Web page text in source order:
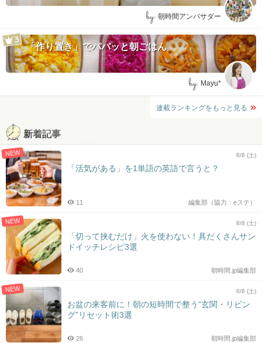
by: 朝時間アンバサダー
「作り置き」でパパッと朝ごはん
by: Mayu*
連載ランキングをもっと見る
新着記事
NEW 8/8 (土)
「活気がある」を1単語の英語で言うと？
編集部（協力：eステ）
11
NEW 8/8 (土)
「切って挟むだけ」火を使わない！具だくさんサン
ドイッチレシピ3選
朝時間.jp編集部
40
NEW 8/8 (土)
お盆の来客前に！朝の短時間で整う“玄関・リビン
グ”リセット術3選
朝時間.jp編集部
26